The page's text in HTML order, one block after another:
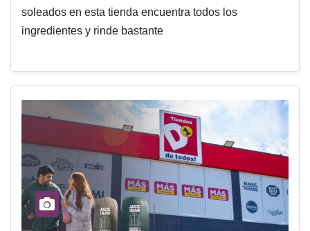
soleados en esta tienda encuentra todos los
ingredientes y rinde bastante